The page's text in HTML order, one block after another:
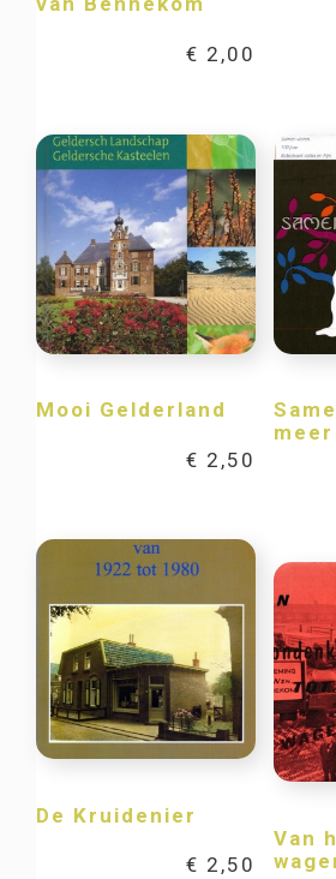
€ 2,00
Mooi Gelderland
€ 2,50
meer
De Kruidenier
€ 2,50
Van